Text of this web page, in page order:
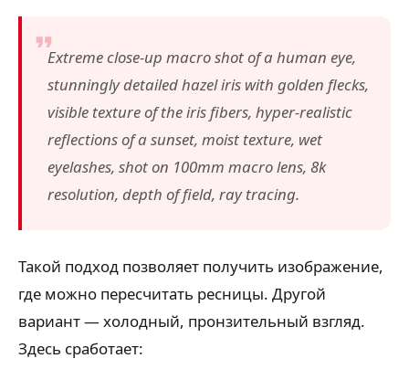
Extreme close-up macro shot of a human eye,
stunningly detailed hazel iris with golden flecks,
visible texture of the iris fibers, hyper-realistic
reflections of a sunset, moist texture, wet
eyelashes, shot on 100mm macro lens, 8k
resolution, depth of field, ray tracing.
Такой подход позволяет получить изображение,
где можно пересчитать ресницы. Другой
вариант — холодный, пронзительный взгляд.
Здесь сработает: